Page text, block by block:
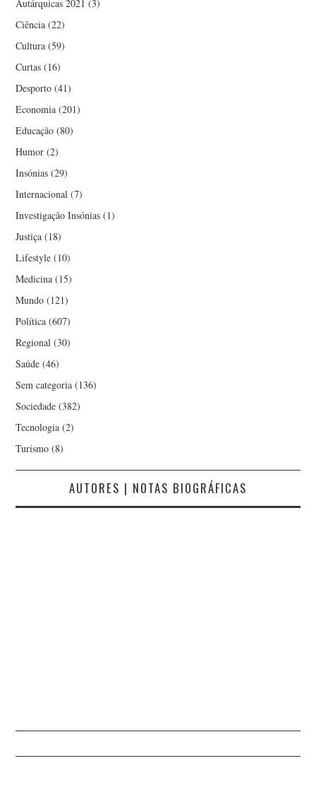
Autárquicas 2021 (3)
Ciência (22)
Cultura (59)
Curtas (16)
Desporto (41)
Economia (201)
Educação (80)
Humor (2)
Insónias (29)
Internacional (7)
Investigação Insónias (1)
Justiça (18)
Lifestyle (10)
Medicina (15)
Mundo (121)
Política (607)
Regional (30)
Saúde (46)
Sem categoria (136)
Sociedade (382)
Tecnologia (2)
Turismo (8)
AUTORES | NOTAS BIOGRÁFICAS